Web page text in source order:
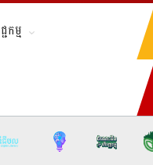
កម្ម